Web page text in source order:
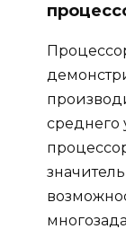
среднего